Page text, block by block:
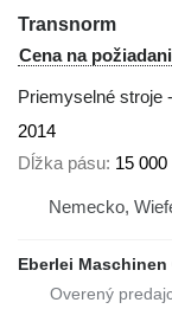
Transnorm
Cena na
Priemyselné stroje
2014
Dĺžka pásu 15
Nemecko,
Eberlei Maschinen